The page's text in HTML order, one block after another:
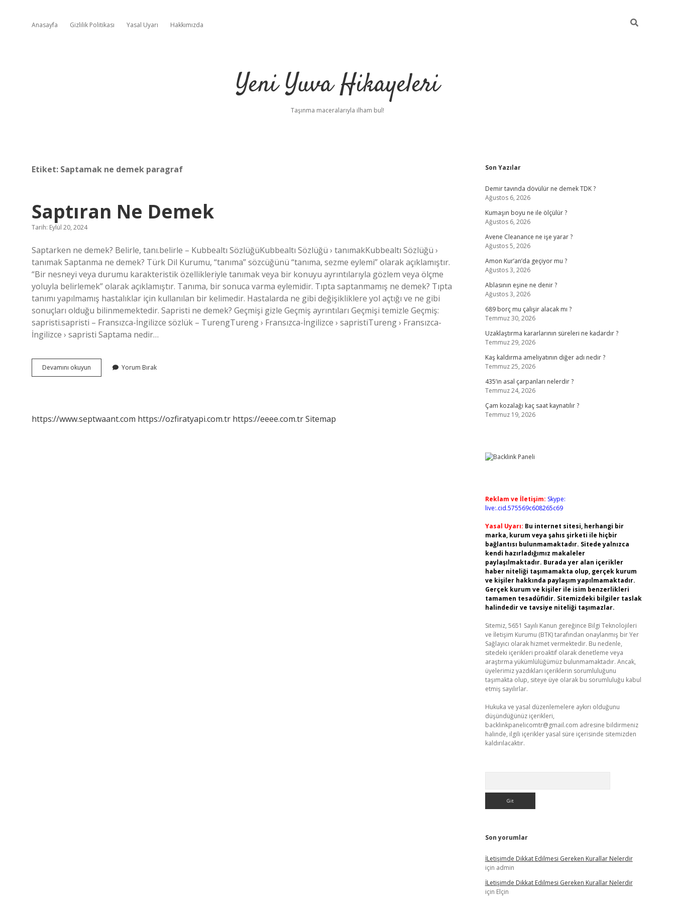
Anasayfa Gizlilik Politikası Yasal Uyarı Hakkımızda
Yeni Yuva Hikayeleri
Taşınma maceralarıyla ilham bul!
Etiket: Saptamak ne demek paragraf
Saptıran Ne Demek
Tarih: Eylül 20, 2024
Saptarken ne demek? Belirle, tanı.belirle – Kubbealtı SözlüğüKubbealtı Sözlüğü › tanımakKubbealtı Sözlüğü ›
tanımak Saptanma ne demek? Türk Dil Kurumu, “tanıma” sözcüğünü “tanıma, sezme eylemi” olarak açıklamıştır.
“Bir nesneyi veya durumu karakteristik özellikleriyle tanımak veya bir konuyu ayrıntılarıyla gözlem veya ölçme
yoluyla belirlemek” olarak açıklamıştır. Tanıma, bir sonuca varma eylemidir. Tıpta saptanmamış ne demek? Tıpta
tanımı yapılmamış hastalıklar için kullanılan bir kelimedir. Hastalarda ne gibi değişikliklere yol açtığı ve ne gibi
sonuçları olduğu bilinmemektedir. Sapristi ne demek? Geçmişi gizle Geçmiş ayrıntıları Geçmişi temizle Geçmiş:
sapristi.sapristi – Fransızca-İngilizce sözlük – TurengTureng › Fransızca-İngilizce › sapristiTureng › Fransızca-
İngilizce › sapristi Saptama nedir…
Devamını okuyun Saptıran
Ne
Yorum Bırak
https://www.septwaant.com https://ozfiratyapi.com.tr https://eeee.com.trSitemap
Sidebar
Son Yazılar
Demir tavında dövülür ne demek TDK ?
Ağustos 6, 2026
Kumaşın boyu ne ile ölçülür ?
Ağustos 6, 2026
Avene Cleanance ne işe yarar ?
Ağustos 5, 2026
Amon Kur’an’da geçiyor mu ?
Ağustos 3, 2026
Ablasının eşine ne denir ?
Ağustos 3, 2026
689 borç mu çalişir alacak mı ?
Temmuz 30, 2026
Uzaklaştırma kararlarının süreleri ne kadardır ?
Temmuz 29, 2026
Kaş kaldırma ameliyatının diğer adı nedir ?
Temmuz 25, 2026
435’in asal çarpanları nelerdir ?
Temmuz 24, 2026
Çam kozalağı kaç saat kaynatılır ?
Temmuz 19, 2026
Reklam ve İletişim: Skype:
live:.cid.575569c608265c69
Yasal Uyarı: Bu internet sitesi, herhangi bir
marka, kurum veya şahıs şirketi ile hiçbir
bağlantısı bulunmamaktadır. Sitede yalnızca
kendi hazırladığımız makaleler
paylaşılmaktadır. Burada yer alan içerikler
haber niteliği taşımamakta olup, gerçek kurum
ve kişiler hakkında paylaşım yapılmamaktadır.
Gerçek kurum ve kişiler ile isim benzerlikleri
tamamen tesadüfidir. Sitemizdeki bilgiler taslak
halindedir ve tavsiye niteliği taşımazlar.
Sitemiz, 5651 Sayılı Kanun gereğince Bilgi Teknolojileri
ve İletişim Kurumu (BTK) tarafından onaylanmış bir Yer
Sağlayıcı olarak hizmet vermektedir. Bu nedenle,
sitedeki içerikleri proaktif olarak denetleme veya
araştırma yükümlülüğümüz bulunmamaktadır. Ancak,
üyelerimiz yazdıkları içeriklerin sorumluluğunu
taşımakta olup, siteye üye olarak bu sorumluluğu kabul
etmiş sayılırlar.
Hukuka ve yasal düzenlemelere aykırı olduğunu
düşündüğünüz içerikleri,
backlinkpanelicomtr@gmail.com adresine bildirmeniz
halinde, ilgili içerikler yasal süre içerisinde sitemizden
kaldırılacaktır.
Son yorumlar
İLetişimde Dikkat Edilmesi Gereken Kurallar Nelerdir
için admin
İLetişimde Dikkat Edilmesi Gereken Kurallar Nelerdir
için Elçin
hiltonbetBetexper giriş adresi